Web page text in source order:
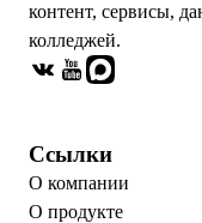
контент, сервисы,
колледжей.
Ссылки
О компании
О продукте